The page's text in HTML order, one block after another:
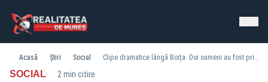
Acasă Știri Social Clipe dramatice lângă Boița. Doi oameni au fost prinși sub un mal de pământ: unul a fost scos inconștient
SOCIAL· 2 min citire